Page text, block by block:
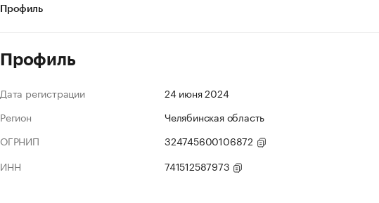
Профиль
Профиль
Дата регистрации
24 июня 2024
Регион
Челябинская область
ОГРНИП
324745600106872
ИНН
741512587973